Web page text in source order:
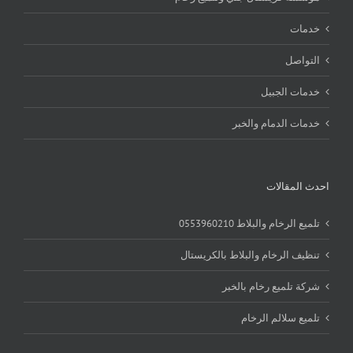
خدمات
التواصل
خدمات الجبيل
خدمات الدمام والخبر
احدث المقالات
تلميع الرخام والبلاط 0553960210
تنظيف الرخام والبلاط بالكريستال
شركة تلميع رخام بالخبر
تلميع سلالم الرخام